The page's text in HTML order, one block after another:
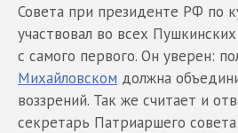
Совета при президенте РФ по
участвовал во всех
с самого первого. Он уверен:
Михайловском должна
воззрений. Так же считает и
секретарь Патриаршего